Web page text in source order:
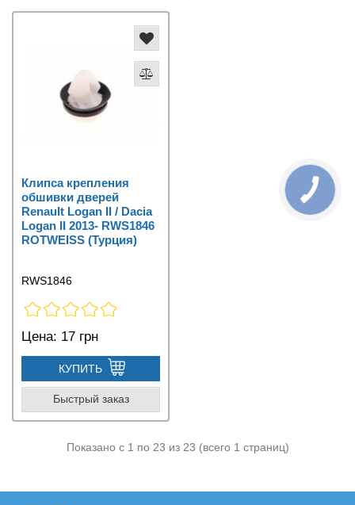
Клипса крепления
обшивки дверей
Renault Logan II / Dacia
Logan II 2013- RWS1846
ROTWEISS (Турция)
RWS1846
Цена: 17 грн
КУПИТЬ
Быстрый заказ
Показано с 1 по 23 из 23 (всего 1 страниц)